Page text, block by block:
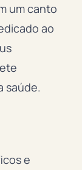
um canto
ao
saúde.
e